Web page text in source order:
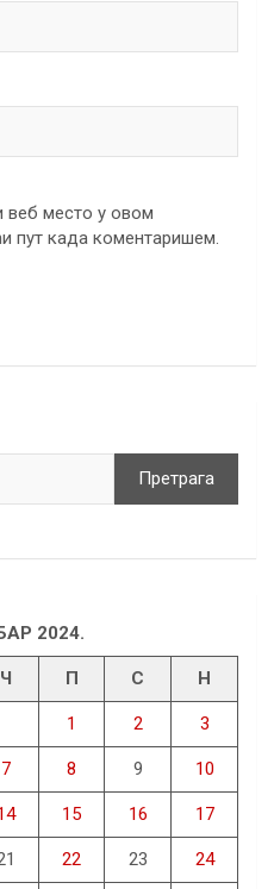
веб место у овом
пут када коментаришем.
Претрага
2024.
Ч П С Н
1 2 3
7 8 9 10
15 16 17
22 23 24